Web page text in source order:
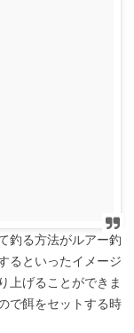
釣る方法がルアー釣
るといったイメージ
上げることができま
で餌をセットする時